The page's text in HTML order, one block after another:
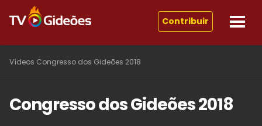
Contribuir
Vídeos Congresso dos Gideões 2018
Congresso dos Gideões 2018